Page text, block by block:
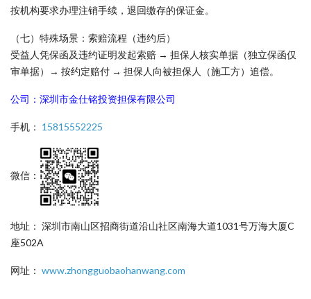
按机构要求办理注销手续，退回缴存的保证金。
（七）特殊场景：索赔流程（违约后）
受益人凭保函及违约证明发起索赔 → 担保人核实单据（独立保函仅
审单据）→ 按约定赔付 → 担保人向被担保人（施工方）追偿。
公司：深圳市金仕铭投资担保有限公司
手机： 15815552225
微信：
地址： 深圳市南山区招商街道沿山社区南海大道1031号万海大厦C
座502A
网址： www.zhongguobaohanwang.com